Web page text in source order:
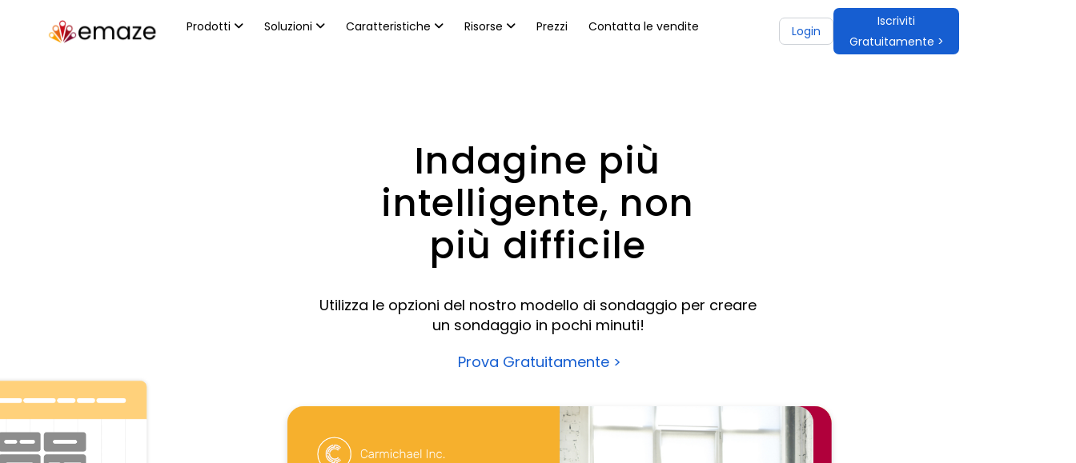
Prodotti Soluzioni Caratteristiche Risorse Prezzi Contatta le vendite Login
Iscriviti
Gratuitamente >
Indagine più
intelligente, non
più difficile
Utilizza le opzioni del nostro modello di sondaggio per creare
un sondaggio in pochi minuti!
Prova Gratuitamente >